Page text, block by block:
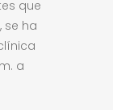
que
se ha
a